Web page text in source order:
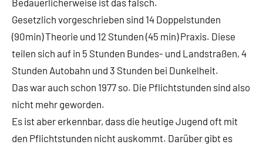
Bedauerlicherweise ist das falsch.
Gesetzlich vorgeschrieben sind 14 Doppelstunden
(90min) Theorie und 12 Stunden (45 min) Praxis. Diese
teilen sich auf in 5 Stunden Bundes- und Landstraßen, 4
Stunden Autobahn und 3 Stunden bei Dunkelheit.
Das war auch schon 1977 so. Die Pflichtstunden sind also
nicht mehr geworden.
Es ist aber erkennbar, dass die heutige Jugend oft mit
den Pflichtstunden nicht auskommt. Darüber gibt es